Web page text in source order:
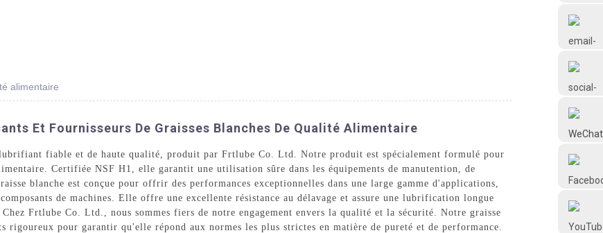
alimentaire
Et Fournisseurs De Graisses Blanches De Qualité Alimentaire
fiable et de haute qualité, produit par Frtlube Co. Ltd. Notre produit est spécialement formulé pour
Certifiée NSF H1, elle garantit une utilisation sûre dans les équipements de manutention, de
blanche est conçue pour offrir des performances exceptionnelles dans une large gamme d'applications,
de machines. Elle offre une excellente résistance au délavage et assure une lubrification longue
Frtlube Co. Ltd., nous sommes fiers de notre engagement envers la qualité et la sécurité. Notre graisse
rigoureux pour garantir qu'elle répond aux normes les plus strictes en matière de pureté et de performance.